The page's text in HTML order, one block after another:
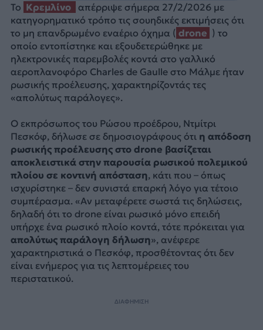
Το Κρεμλίνο
απέρριψε σήμερα 27/2/2026 με
κατηγορηματικό τρόπο τις σουηδικές εκτιμήσεις ότι
το μη επανδρωμένο εναέριο όχημα ( drone ) το
οποίο εντοπίστηκε και εξουδετερώθηκε με
ηλεκτρονικές παρεμβολές κοντά στο γαλλικό
αεροπλανοφόρο Charles de Gaulle στο Μάλμε ήταν
ρωσικής προέλευσης, χαρακτηρίζοντάς τες
«απολύτως παράλογες».
Ο εκπρόσωπος του Ρώσου προέδρου, Ντμίτρι
Πεσκόφ, δήλωσε σε δημοσιογράφους ότι η απόδοση
ρωσικής προέλευσης στο drone βασίζεται
αποκλειστικά στην παρουσία ρωσικού πολεμικού
πλοίου σε κοντινή απόσταση, κάτι που – όπως
ισχυρίστηκε – δεν συνιστά επαρκή λόγο για τέτοιο
συμπέρασμα. «Αν μεταφέρετε σωστά τις δηλώσεις,
δηλαδή ότι το drone είναι ρωσικό μόνο επειδή
υπήρχε ένα ρωσικό πλοίο κοντά, τότε πρόκειται για
απολύτως παράλογη δήλωση», ανέφερε
χαρακτηριστικά ο Πεσκόφ, προσθέτοντας ότι δεν
είναι ενήμερος για τις λεπτομέρειες του
περιστατικού.
ΔΙΑΦΗΜΙΣΗ